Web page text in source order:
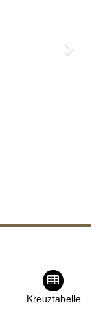
Kreuztabelle